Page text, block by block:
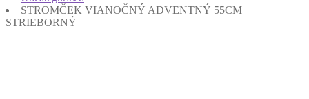
STROMČEK VIANOČNÝ ADVENTNÝ 55CM
STRIEBORNÝ